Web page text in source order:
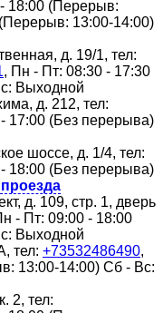
18:00 (Перерыв:
13:00-14:00)
д. 19/1, тел:
, Пн - Пт: 08:30 - 17:30
Выходной
д. 212, тел:
17:00 (Без перерыва)
шоссе, д. 1/4, тел:
18:00 (Без перерыва)
д. 109, стр. 1, дверь
- Пт: 09:00 - 18:00
Выходной
тел: +73532486490,
13:00-14:00) Сб - Вс:
2, тел: